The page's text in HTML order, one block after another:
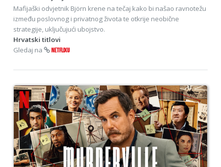
Mafijaški odvjetnik Björn krene na tečaj kako bi našao ravnotežu
između poslovnog i privatnog života te otkrije neobične
strategije, uključujući ubojstvo.
Hrvatski titlovi
Gledaj na
NETFLIXU